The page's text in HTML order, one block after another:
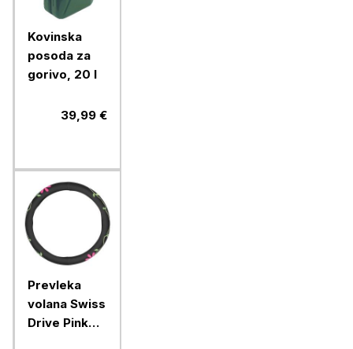
Kovinska
posoda za
gorivo, 20 l
39,99 €
Prevleka
volana Swiss
Drive Pink